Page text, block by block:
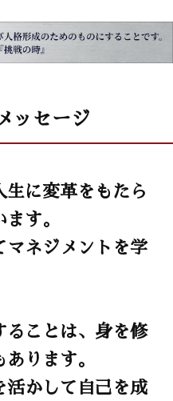
ッセージ
に変革をもたら
す。
マネジメントを学
ることは、身を修
ります。
かして自己を成